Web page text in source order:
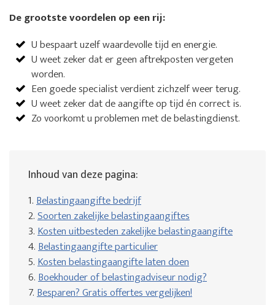
De grootste voordelen op een rij:
U bespaart uzelf waardevolle tijd en energie.
U weet zeker dat er geen aftrekposten vergeten
worden.
Een goede specialist verdient zichzelf weer terug.
U weet zeker dat de aangifte op tijd én correct is.
Zo voorkomt u problemen met de belastingdienst.
Inhoud van deze pagina:
1.Belastingaangifte bedrijf
2.Soorten zakelijke belastingaangiftes
3.Kosten uitbesteden zakelijke belastingaangifte
4.Belastingaangifte particulier
5.Kosten belastingaangifte laten doen
6.Boekhouder of belastingadviseur nodig?
7.Besparen? Gratis offertes vergelijken!